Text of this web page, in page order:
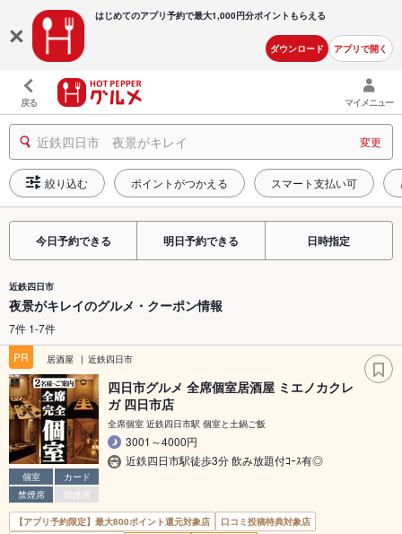
はじめてのアプリ予約で最大1,000円分ポイントもらえる
ダウンロード アプリで開く
戻る マイメニュー
近鉄四日市 夜景がキレイ 変更
絞り込む ポイントがつかえる スマート支払い可
今日予約できる 明日予約できる 日時指定
近鉄四日市
夜景がキレイのグルメ・クーポン情報
7件 1-7件
PR
居酒屋 近鉄四日市
個室
カード
禁煙席
喫煙席
四日市グルメ 全席個室居酒屋 ミエノカクレ
ガ 四日市店
全席個室 近鉄四日市駅 個室と土鍋ご飯
3001～4000円
近鉄四日市駅徒歩3分 飲み放題付ｺｰｽ有◎
【アプリ予約限定】最大800ポイント還元対象店
口コミ投稿特典対象店